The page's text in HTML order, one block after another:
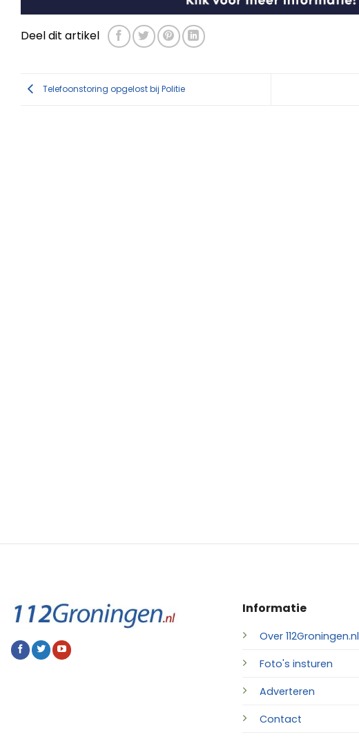
Deel dit artikel
Telefoonstoring opgelost bij Politie
Informatie
Over 112Groningen.nl
Foto's insturen
Adverteren
Contact